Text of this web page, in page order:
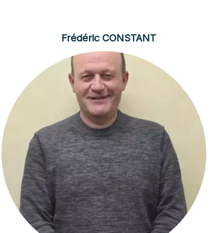
Frédéric CONSTANT